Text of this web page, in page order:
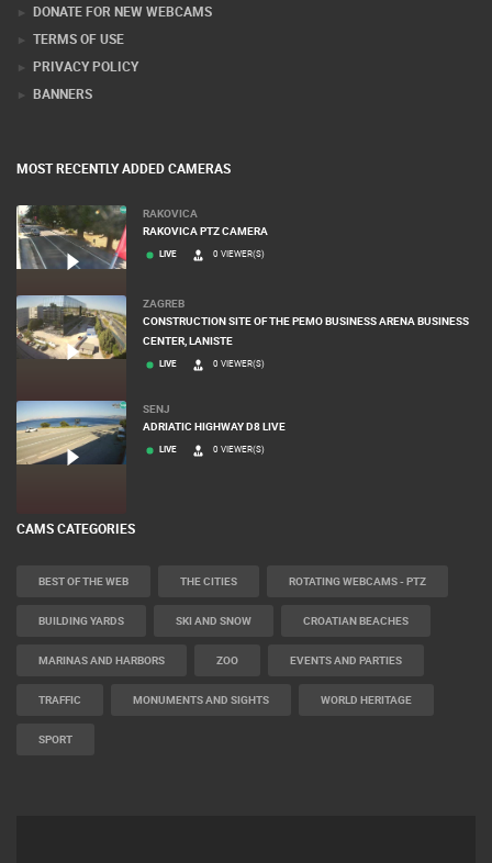
DONATE FOR NEW WEBCAMS
TERMS OF USE
PRIVACY POLICY
BANNERS
MOST RECENTLY ADDED CAMERAS
RAKOVICA
RAKOVICA PTZ CAMERA
LIVE 0 VIEWER(S)
ZAGREB
CONSTRUCTION SITE OF THE PEMO BUSINESS ARENA BUSINESS
CENTER, LANISTE
LIVE 0 VIEWER(S)
SENJ
ADRIATIC HIGHWAY D8 LIVE
LIVE 0 VIEWER(S)
CAMS CATEGORIES
BEST OF THE WEB THE CITIES ROTATING WEBCAMS - PTZ
BUILDING YARDS SKI AND SNOW CROATIAN BEACHES
MARINAS AND HARBORS ZOO EVENTS AND PARTIES
TRAFFIC MONUMENTS AND SIGHTS WORLD HERITAGE
SPORT